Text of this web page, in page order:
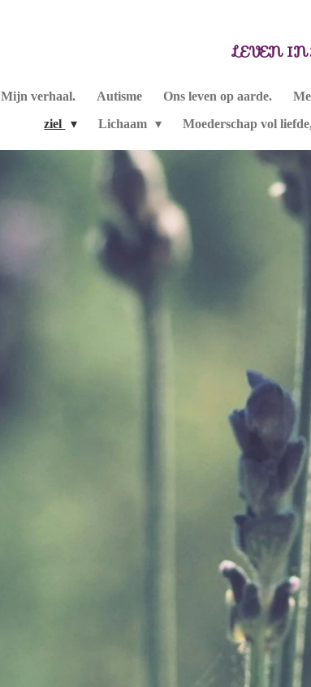
LEVEN IN
Mijn verhaal. Autisme Ons leven op aarde.
ziel
Lichaam Moederschap vol